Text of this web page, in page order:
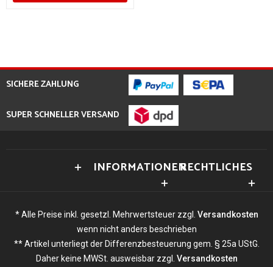
SICHERE ZAHLUNG
SUPER SCHNELLER VERSAND
INFORMATIONENRECHTLICHES
* Alle Preise inkl. gesetzl. Mehrwertsteuer zzgl. Versandkosten
wenn nicht anders beschrieben
** Artikel unterliegt der Differenzbesteuerung gem. § 25a UStG.
Daher keine MWSt. ausweisbar zzgl. Versandkosten